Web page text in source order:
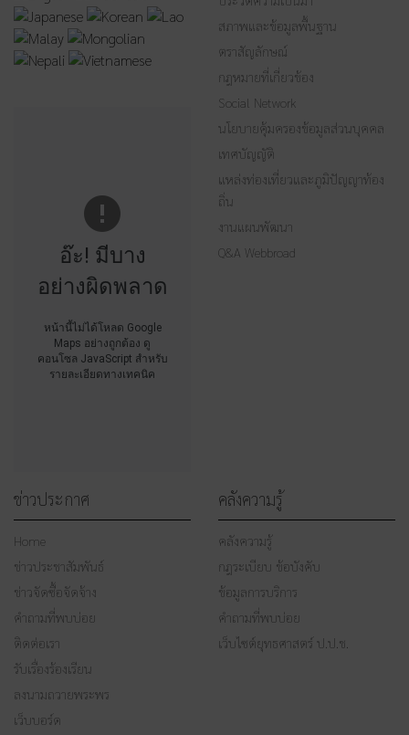
อ๊ะ! มีบาง
อย่างผิดพลาด
หน้านี้ไม่ได้โหลด Google
Maps อย่างถูกต้อง ดู
คอนโซล JavaScript สำหรับ
รายละเอียดทางเทคนิค
สภาพและข้อมูลพื้นฐาน
ตราสัญลักษณ์
กฎหมายที่เกี่ยวข้อง
Social Network
นโยบายคุ้มครองข้อมูลส่วนบุคคล
เทศบัญญัติ
แหล่งท่องเที่ยวและภูมิปัญญาท้อง
ถิ่น
งานแผนพัฒนา
Q&A Webbroad
ข่าวประกาศ
Home
ข่าวประชาสัมพันธ์
ข่าวจัดซื้อจัดจ้าง
คำถามที่พบบ่อย
ติดต่อเรา
รับเรื่องร้องเรียน
ลงนามถวายพระพร
เว็บบอร์ด
คลังความรู้
คลังความรู้
กฎระเบียบ ข้อบังคับ
ข้อมูลการบริการ
คำถามที่พบบ่อย
เว็บไซต์ยุทธศาสตร์ ป.ป.ช.